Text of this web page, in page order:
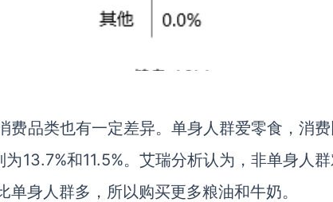
费品类也有一定差异。单身人群爱零食，消
13.7%和11.5%。艾瑞分析认为，非单身人
身人群多，所以购买更多粮油和牛奶。